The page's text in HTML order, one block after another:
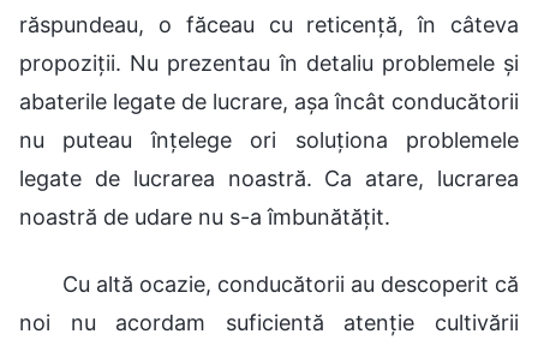
răspundeau, o făceau cu reticență, în câteva
propoziții. Nu prezentau în detaliu problemele și
abaterile legate de lucrare, așa încât conducătorii
nu puteau înțelege ori soluționa problemele
legate de lucrarea noastră. Ca atare, lucrarea
noastră de udare nu s-a îmbunătățit.
Cu altă ocazie, conducătorii au descoperit că
noi nu acordam suficientă atenție cultivării